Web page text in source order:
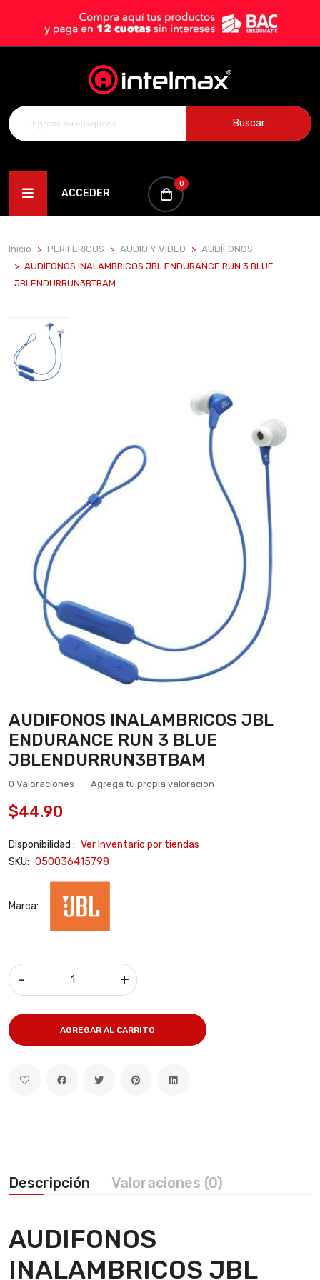
Buscar
ACCEDER
0
Inicio PERIFERICOS AUDIO Y VIDEO
AUDÍFONOS
AUDIFONOS INALAMBRICOS JBL ENDURANCE RUN 3 BLUE
JBLENDURRUN3BTBAM
AUDIFONOS INALAMBRICOS JBL
ENDURANCE RUN 3 BLUE
JBLENDURRUN3BTBAM
0 Valoraciones Agrega tu propia valoración
$44.90
Disponibilidad : Ver Inventario por tiendas
SKU: 050036415798
Marca:
- +
AGREGAR AL CARRITO
Descripción Valoraciones (0)
AUDIFONOS
INALAMBRICOS JBL